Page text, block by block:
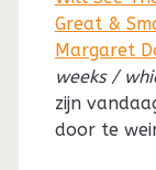
Great &
Margaret
weeks /
zijn
door te